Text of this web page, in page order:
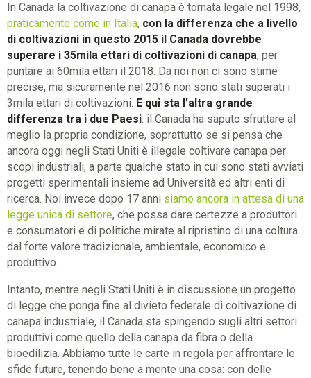
In Canada la coltivazione di canapa è tornata legale nel 1998,
praticamente come in Italia, con la differenza che a livello
di coltivazioni in questo 2015 il Canada dovrebbe
superare i 35mila ettari di coltivazioni di canapa, per
puntare ai 60mila ettari il 2018. Da noi non ci sono stime
precise, ma sicuramente nel 2016 non sono stati superati i
3mila ettari di coltivazioni. E qui sta l’altra grande
differenza tra i due Paesi: il Canada ha saputo sfruttare al
meglio la propria condizione, soprattutto se si pensa che
ancora oggi negli Stati Uniti è illegale coltivare canapa per
scopi industriali, a parte qualche stato in cui sono stati avviati
progetti sperimentali insieme ad Università ed altri enti di
ricerca. Noi invece dopo 17 anni siamo ancora in attesa di una
legge unica di settore, che possa dare certezze a produttori
e consumatori e di politiche mirate al ripristino di una coltura
dal forte valore tradizionale, ambientale, economico e
produttivo.
Intanto, mentre negli Stati Uniti è in discussione un progetto
di legge che ponga fine al divieto federale di coltivazione di
canapa industriale, il Canada sta spingendo sugli altri settori
produttivi come quello della canapa da fibra o della
bioedilizia. Abbiamo tutte le carte in regola per affrontare le
sfide future, tenendo bene a mente una cosa: con delle